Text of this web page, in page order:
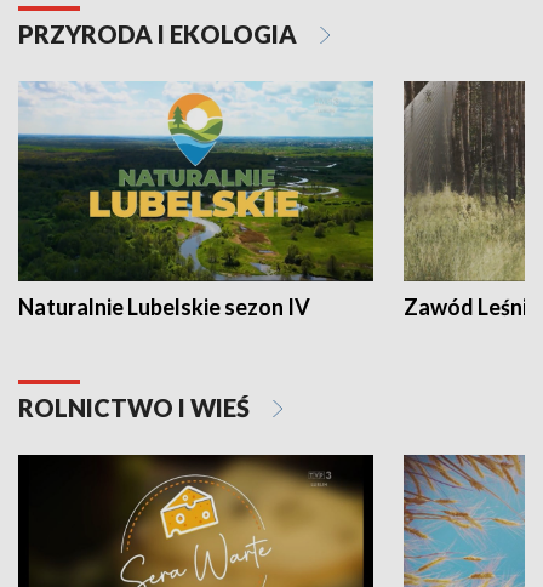
PRZYRODA I EKOLOGIA
Naturalnie Lubelskie sezon IV Zawód Leśnik
ROLNICTWO I WIEŚ